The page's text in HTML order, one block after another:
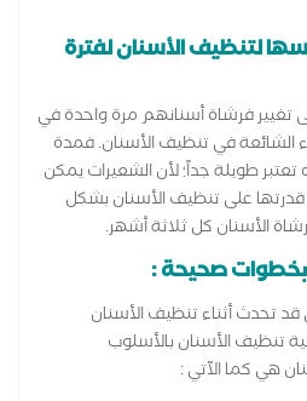
لتنظيف الأسنان لفترة
تغيير فرشاة أسنانهم مرة واحدة في
الشائعة في تنظيف الأسنان. فمدة
طويلة جداً؛ لأن الشعيرات يمكن
على تنظيف الأسنان بشكل
الأسنان كل ثلاثة أشهر.
بخطوات صحيحة :
قد تحدث أثناء تنظيف الأسنان
تنظيف الأسنان بالأسلوب
هي كما الآتي :